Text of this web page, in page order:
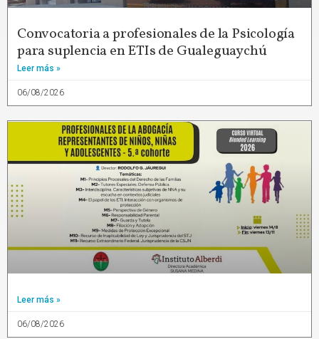
Convocatoria a profesionales de la Psicología
para suplencia en ETIs de Gualeguaychú
Leer más »
06/08/2026
Leer más »
06/08/2026